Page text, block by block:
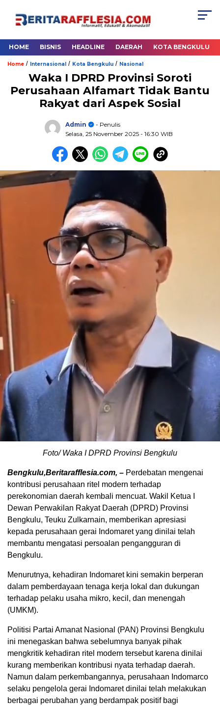
HOME BISNIS HEADLINE DAERAH KOTA BENGKULU
Home / Internasional / Kota Bengkulu / Nasional
Waka I DPRD Provinsi Soroti
Perusahaan Alfamart Tidak Bantu
Rakyat dari Aspek Sosial
Admin
- Penulis
Selasa, 25 November 2025 - 16:30 WIB
Foto/ Waka I DPRD Provinsi Bengkulu
Bengkulu,Beritarafflesia.com, – Perdebatan mengenai
kontribusi perusahaan ritel modern terhadap
perekonomian daerah kembali mencuat. Wakil Ketua I
Dewan Perwakilan Rakyat Daerah (DPRD) Provinsi
Bengkulu, Teuku Zulkarnain, memberikan apresiasi
kepada perusahaan gerai Indomaret yang dinilai telah
membantu mengatasi persoalan pengangguran di
Bengkulu.
Menurutnya, kehadiran Indomaret kini semakin berperan
dalam pemberdayaan tenaga kerja lokal dan dukungan
terhadap pelaku usaha mikro, kecil, dan menengah
(UMKM).
Politisi Partai Amanat Nasional (PAN) Provinsi Bengkulu
ini menegaskan bahwa sebelumnya banyak pihak
mengkritik kehadiran ritel modern tersebut karena dinilai
kurang memberikan kontribusi nyata terhadap daerah.
Namun dalam perkembangannya, perusahaan Indomarco
selaku pengelola gerai Indomaret dinilai telah melakukan
berbagai perubahan yang berdampak positif bagi